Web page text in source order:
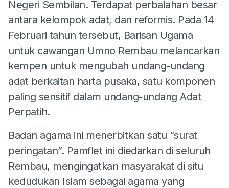
Negeri Sembilan. Terdapat perbalahan besar
antara kelompok adat, dan reformis. Pada 14
Februari tahun tersebut, Barisan Ugama
untuk cawangan Umno Rembau melancarkan
kempen untuk mengubah undang-undang
adat berkaitan harta pusaka, satu komponen
paling sensitif dalam undang-undang Adat
Perpatih.
Badan agama ini menerbitkan satu “surat
peringatan”. Pamflet ini diedarkan di seluruh
Rembau, mengingatkan masyarakat di situ
kedudukan Islam sebagai agama yang